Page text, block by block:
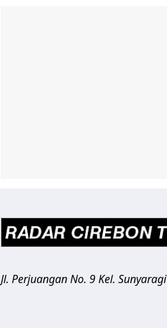
Jl. Perjuangan No. 9 Kel. Sunyaragi